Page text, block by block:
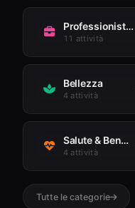
Professionisti & Servizi
11 attività
Bellezza
4 attività
Salute & Benessere
4 attività
Tutte le categorie